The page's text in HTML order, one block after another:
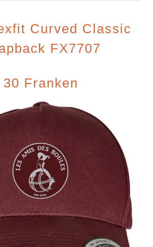
Curved Classic
FX7707
30 Franken